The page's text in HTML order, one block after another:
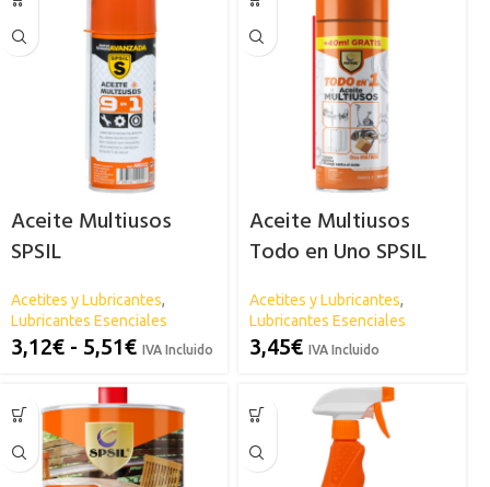
Aceite Multiusos
SPSIL
Acetites y Lubricantes,
Lubricantes Esenciales
3,12€ - 5,51€ IVA Incluido
Aceite Multiusos
Todo en Uno SPSIL
Acetites y Lubricantes,
Lubricantes Esenciales
3,45€ IVA Incluido